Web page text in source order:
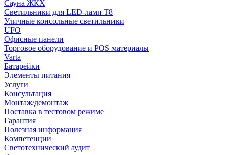
Сауна ЖКХ
Светильники для LED-ламп T8
Уличные консольные светильники
UFO
Офисные панели
Торговое оборудование и POS материалы
Varta
Батарейки
Элементы питания
Услуги
Консультация
Монтаж/демонтаж
Поставка в тестовом режиме
Гарантия
Полезная информация
Компетенции
Светотехнический аудит